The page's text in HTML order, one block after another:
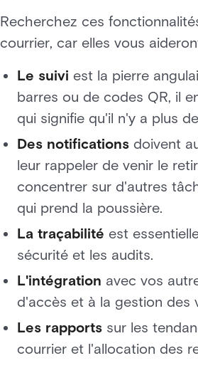
Recherchez ces
courrier, car elles vous
Le suivi est la pierre
barres ou de codes QR, il
qui signifie qu'il n'y a plus
Des notifications doivent
leur rappeler de venir le
concentrer sur d'autres
qui prend la poussière.
La traçabilité est
sécurité et les audits.
L'intégration avec vos
d'accès et à la gestion des
Les rapports sur les
courrier et l'allocation des